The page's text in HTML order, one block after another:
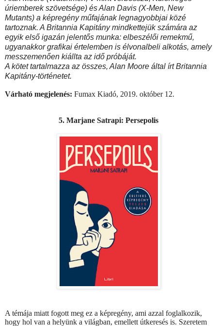
úriemberek szövetsége) és Alan Davis (X-Men, New
Mutants) a képregény műfajának legnagyobbjai közé
tartoznak. A Britannia Kapitány mindkettejük számára az
egyik első igazán jelentős munka: elbeszélői remekmű,
ugyanakkor grafikai értelemben is élvonalbeli alkotás, amely
messzemenően kiállta az idő próbáját.
A kötet tartalmazza az összes, Alan Moore által írt Britannia
Kapitány-történetet.
Várható megjelenés: Fumax Kiadó, 2019. október 12.
5. Marjane Satrapi: Persepolis
A témája miatt fogott meg ez a képregény, ami azzal foglalkozik,
hogy hol van a helyünk a világban, emellett útkeresés is. Szeretem